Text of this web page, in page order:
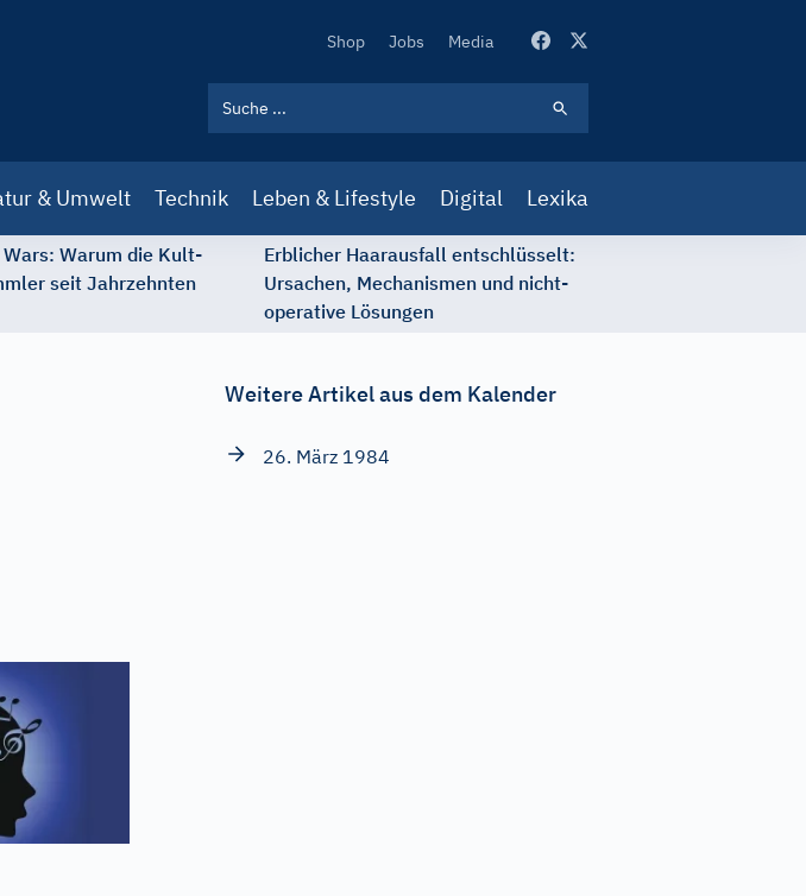
Secondary
Shop Jobs Media
& Umwelt Technik Leben & Lifestyle Digital Lexika
Wars: Warum die Kult-
seit Jahrzehnten
Erblicher Haarausfall entschlüsselt:
Ursachen, Mechanismen und nicht-
operative Lösungen
Weitere Artikel aus dem Kalender
26. März 1984